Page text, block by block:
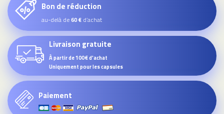
Bon de réduction
au-delà de60 € d’achat
Livraison gratuite
À partir de 100€ d'achat
Uniquement pour les capsules
Paiement